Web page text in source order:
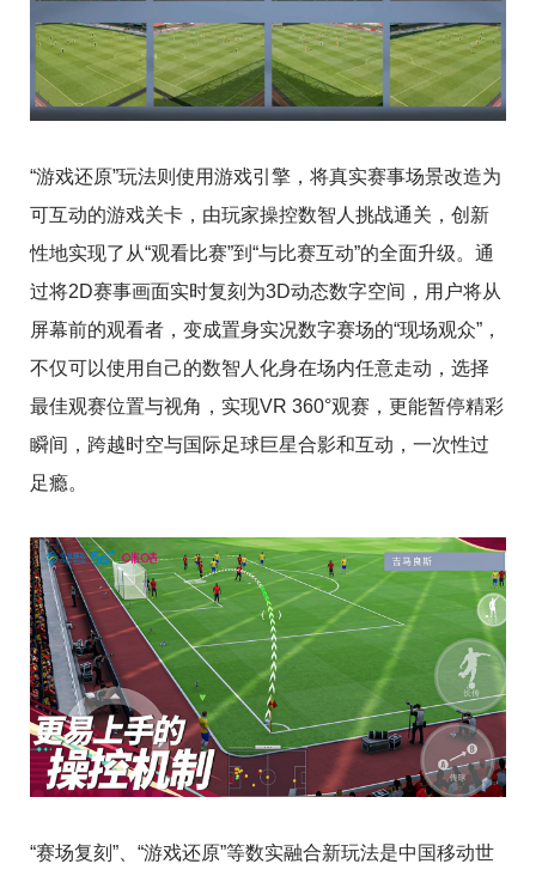
“游戏还原”玩法则使用游戏引擎，将真实赛事场景改造为
可互动的游戏关卡，由玩家操控数智人挑战通关，创新
性地实现了从“观看比赛”到“与比赛互动”的全面升级。通
过将2D赛事画面实时复刻为3D动态数字空间，用户将从
屏幕前的观看者，变成置身实况数字赛场的“现场观众”，
不仅可以使用自己的数智人化身在场内任意走动，选择
最佳观赛位置与视角，实现VR 360°观赛，更能暂停精彩
瞬间，跨越时空与国际足球巨星合影和互动，一次性过
足瘾。
“赛场复刻”、“游戏还原”等数实融合新玩法是中国移动世